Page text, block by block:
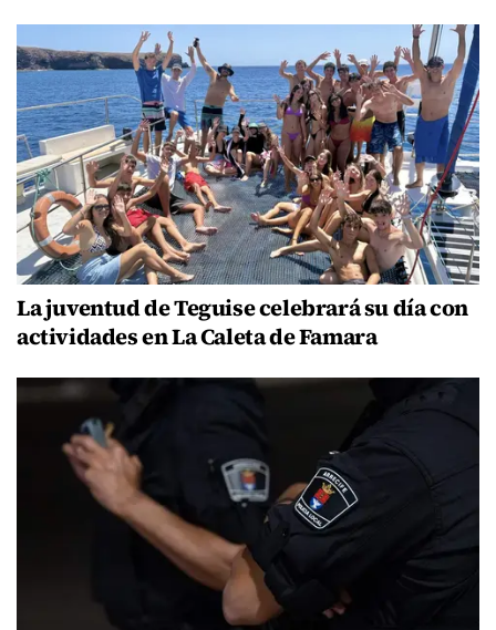
La juventud de Teguise celebrará su día con
actividades en La Caleta de Famara